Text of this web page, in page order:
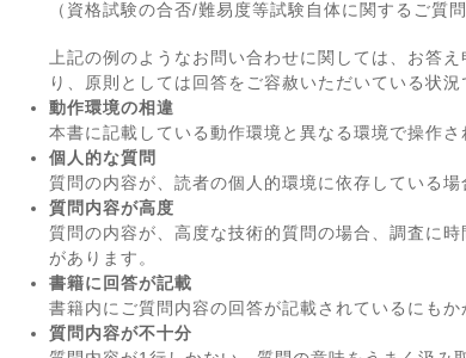
（資格試験の合否/難易度等試験自体に関するご質問
上記の例のようなお問い合わせに関しては、お答
り、原則としては回答をご容赦いただいている状況
動作環境の相違
本書に記載している動作環境と異なる環境で操作
個人的な質問
質問の内容が、読者の個人的環境に依存している場
質問内容が高度
質問の内容が、高度な技術的質問の場合、調査に
があります。
書籍に回答が記載
書籍内にご質問内容の回答が記載されているにも
質問内容が不十分